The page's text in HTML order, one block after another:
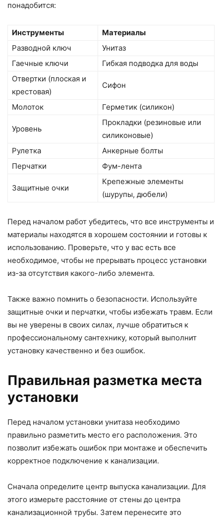
понадобится:
Инструменты
Материалы
Разводной ключ
Унитаз
Гаечные ключи
Гибкая подводка для воды
Отвертки (плоская и
крестовая)
Сифон
Молоток Герметик (силикон)
Уровень
Прокладки (резиновые или
силиконовые)
Рулетка
Анкерные болты
Перчатки
Фум-лента
Защитные очки
Крепежные элементы
(шурупы, дюбели)
Перед началом работ убедитесь, что все инструменты и
материалы находятся в хорошем состоянии и готовы к
использованию. Проверьте, что у вас есть все
необходимое, чтобы не прерывать процесс установки
из-за отсутствия какого-либо элемента.
Также важно помнить о безопасности. Используйте
защитные очки и перчатки, чтобы избежать травм. Если
вы не уверены в своих силах, лучше обратиться к
профессиональному сантехнику, который выполнит
установку качественно и без ошибок.
Правильная разметка места
установки
Перед началом установки унитаза необходимо
правильно разметить место его расположения. Это
позволит избежать ошибок при монтаже и обеспечить
корректное подключение к канализации.
Сначала определите центр выпуска канализации. Для
этого измерьте расстояние от стены до центра
канализационной трубы. Затем перенесите это